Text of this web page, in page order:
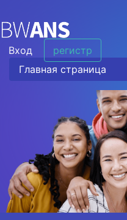
Вход регистр